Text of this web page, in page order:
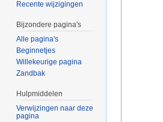
Recente wijzigingen
Bijzondere pagina's
Alle pagina's
Beginnetjes
Willekeurige pagina
Zandbak
Hulpmiddelen
Verwijzingen naar deze
pagina